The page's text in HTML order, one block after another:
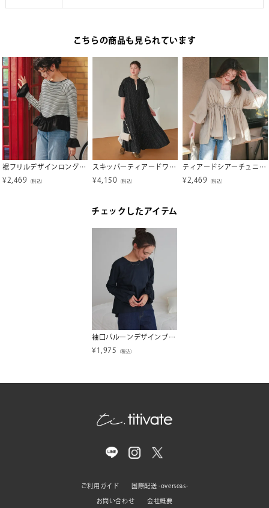
こちらの商品も見られています
裾フリルデザインロングスリーブTシャツ
¥ 2,469 （税込）
スキッパーティアードワンピース
¥4,150 （税込）
ティアードシアーチュニックブラウス【メール便可／100】
¥ 2,469 （税込）
チェックしたアイテム
袖口バルーンデザインブラウス【メール便可／100】
¥ 1,975 （税込）
ご利用ガイド 国際配送 -overseas-
お問い合わせ 会社概要